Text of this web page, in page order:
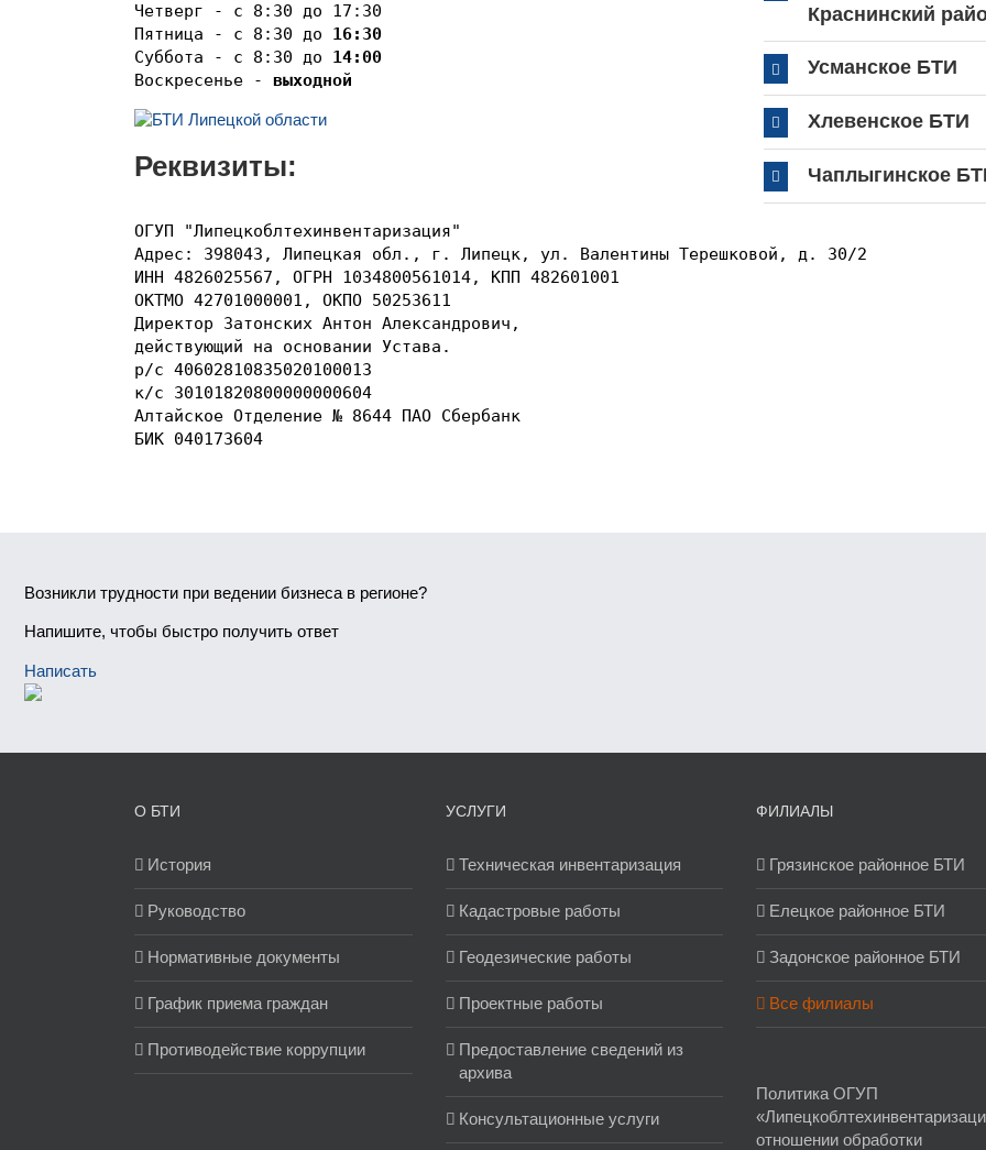
Четверг - с 8:30 до 17:30
Пятница - с 8:30 до 16:30
Суббота - с 8:30 до 14:00
Воскресенье - выходной
Реквизиты:
ОГУП "Липецкоблтехинвентаризация"
Адрес: 398043, Липецкая обл., г. Липецк, ул. Валентины Терешковой, д. 30/2
ИНН 4826025567, ОГРН 1034800561014, КПП 482601001
ОКТМО 42701000001, ОКПО 50253611
Директор Затонских Антон Александрович,
действующий на основании Устава.
р/с 40602810835020100013
к/с 30101820800000000604
Алтайское Отделение № 8644 ПАО Сбербанк
БИК 040173604
Краснинский
Усманское БТИ
Хлевенское БТИ
Чаплыгинское
Возникли трудности при ведении бизнеса в регионе?
Напишите, чтобы быстро получить ответ
Написать
О БТИ
История
Руководство
Нормативные документы
График приема граждан
Противодействие коррупции
УСЛУГИ
Техническая инвентаризация
Кадастровые работы
Геодезические работы
Проектные работы
Предоставление сведений из
архива
Консультационные услуги
ФИЛИАЛЫ
Грязинское районное БТИ
Елецкое районное БТИ
Задонское районное БТИ
Все филиалы
Политика ОГУП
отношении обработки